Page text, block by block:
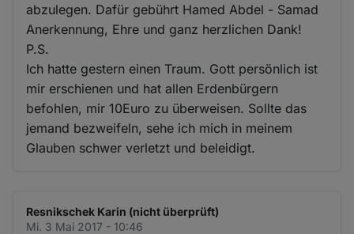
abzulegen. Dafür gebührt Hamed Abdel - Samad
Anerkennung, Ehre und ganz herzlichen Dank!
P.S.
Ich hatte gestern einen Traum. Gott persönlich ist
mir erschienen und hat allen Erdenbürgern
befohlen, mir 10Euro zu überweisen. Sollte das
jemand bezweifeln, sehe ich mich in meinem
Glauben schwer verletzt und beleidigt.
Resnikschek Karin (nicht überprüft)
Mi. 3 Mai 2017 - 10:46